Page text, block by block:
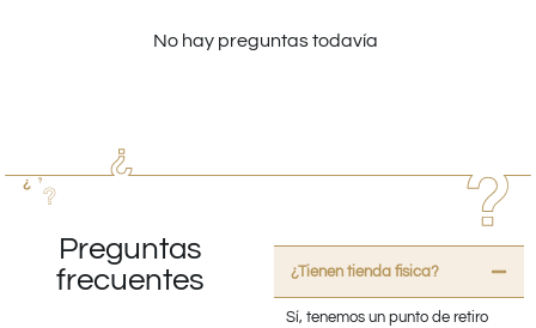
No hay preguntas todavía
Preguntas
frecuentes
¿Tienen tienda fisica?
Sí, tenemos un punto de retiro